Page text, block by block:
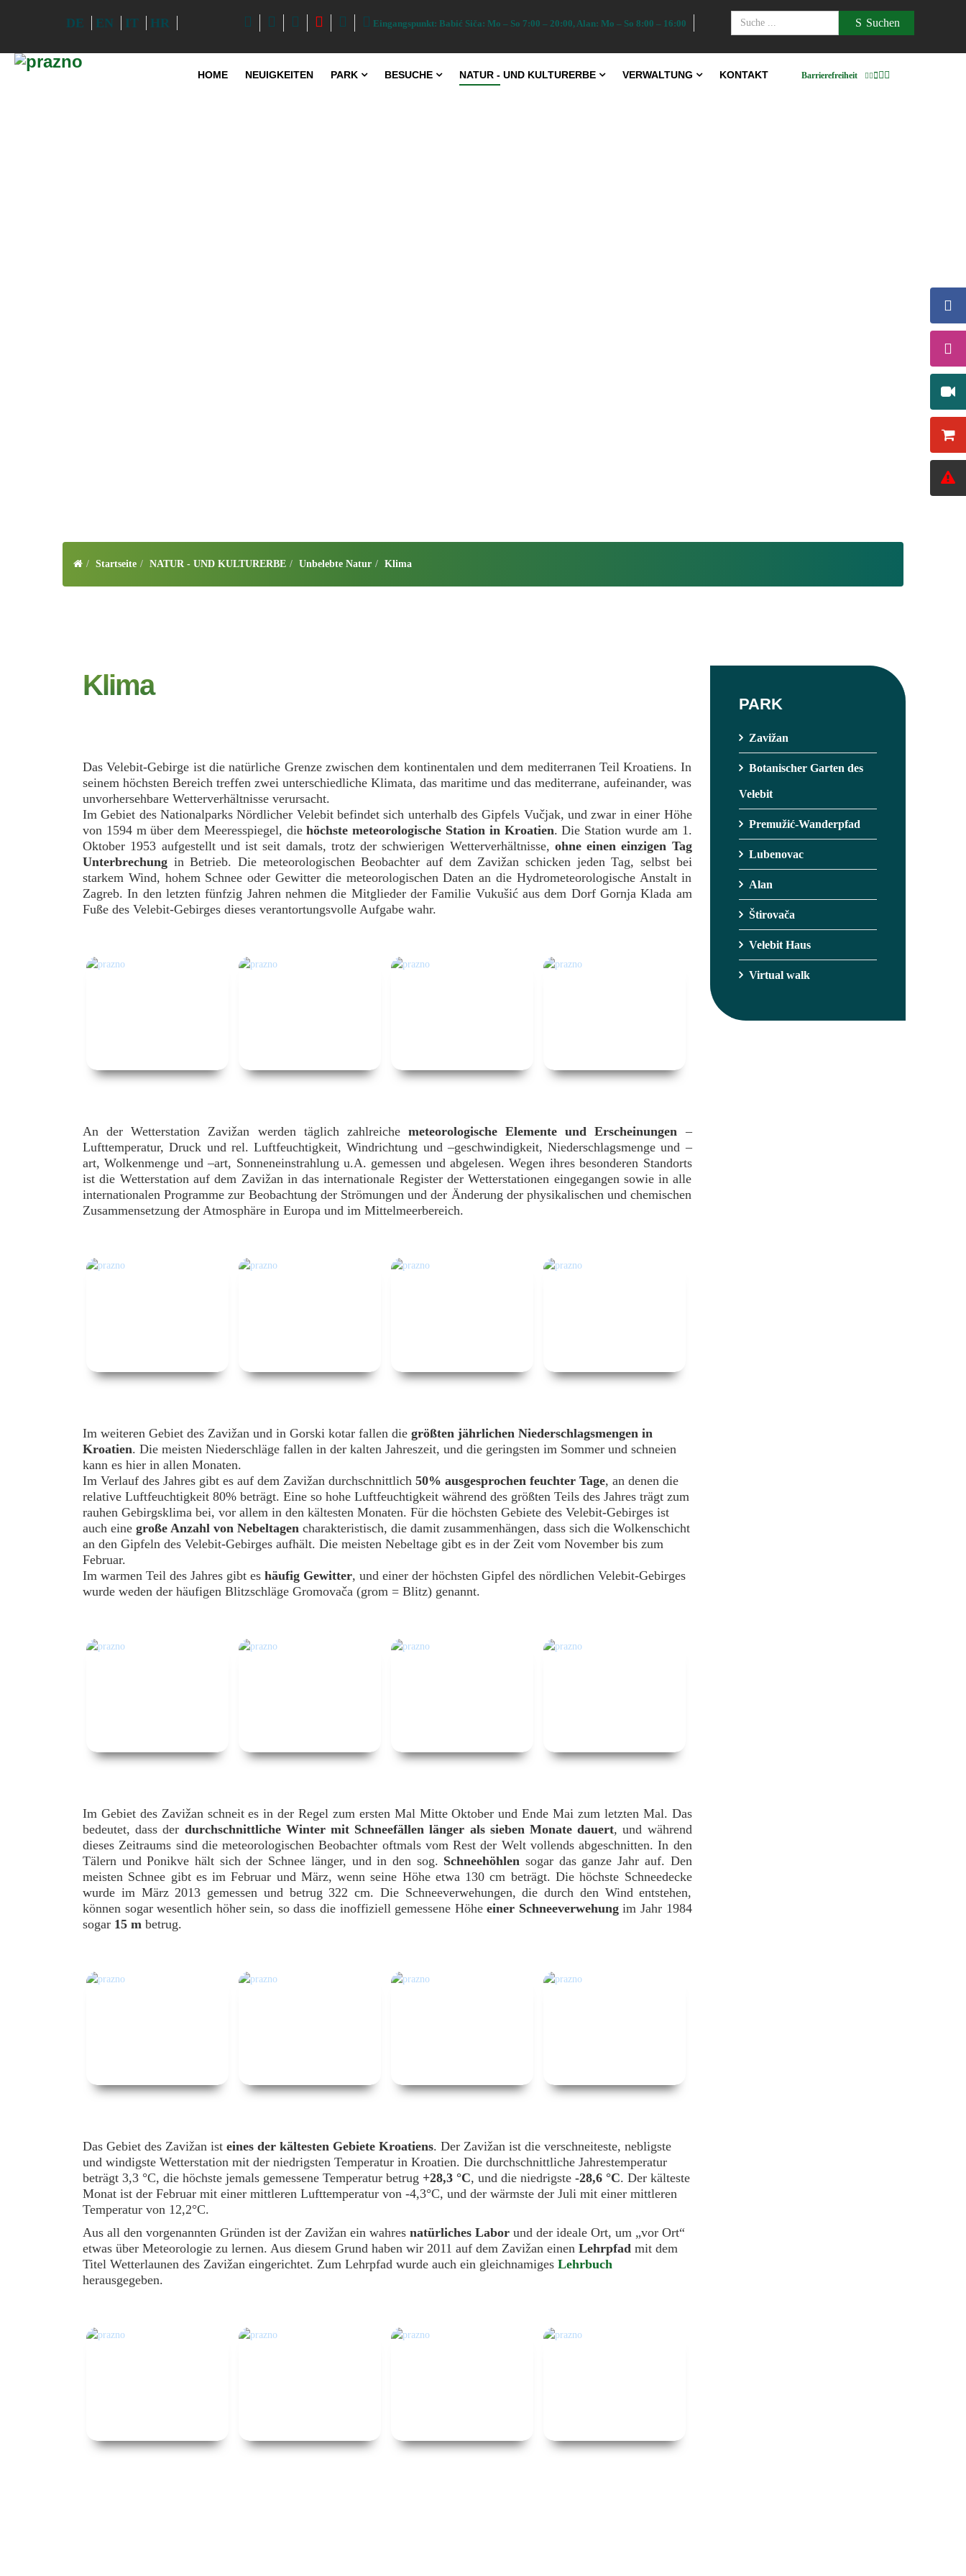
DE EN IT HR Eingangspunkt: Babić Siča: Mo – So 7:00 – 20:00, Alan: Mo – So 8:00 – 16:00 Suchen
HOME NEUIGKEITEN PARK BESUCHE NATUR - UND KULTURERBE VERWALTUNG KONTAKT Barrierefreiheit
Startseite NATUR - UND KULTURERBE Unbelebte Natur Klima
Klima
Das Velebit-Gebirge ist die natürliche Grenze zwischen dem kontinentalen und dem mediterranen Teil Kroatiens. In
seinem höchsten Bereich treffen zwei unterschiedliche Klimata, das maritime und das mediterrane, aufeinander, was
unvorhersehbare Wetterverhältnisse verursacht.
Im Gebiet des Nationalparks Nördlicher Velebit befindet sich unterhalb des Gipfels Vučjak, und zwar in einer Höhe
von 1594 m über dem Meeresspiegel, diehöchste meteorologische Station in Kroatien. Die Station wurde am 1.
Oktober 1953 aufgestellt und ist seit damals, trotz der schwierigen Wetterverhältnisse, ohne einen einzigen Tag
Unterbrechung in Betrieb. Die meteorologischen Beobachter auf dem Zavižan schicken jeden Tag, selbst bei
starkem Wind, hohem Schnee oder Gewitter die meteorologischen Daten an die Hydrometeorologische Anstalt in
Zagreb. In den letzten fünfzig Jahren nehmen die Mitglieder der Familie Vukušić aus dem Dorf Gornja Klada am
Fuße des Velebit-Gebirges dieses verantortungsvolle Aufgabe wahr.
An der Wetterstation Zavižan werden täglich zahlreiche meteorologische Elemente und Erscheinungen –
Lufttemperatur, Druck und rel. Luftfeuchtigkeit, Windrichtung und –geschwindigkeit, Niederschlagsmenge und –
art, Wolkenmenge und –art, Sonneneinstrahlung u.A. gemessen und abgelesen. Wegen ihres besonderen Standorts
ist die Wetterstation auf dem Zavižan in das internationale Register der Wetterstationen eingegangen sowie in alle
internationalen Programme zur Beobachtung der Strömungen und der Änderung der physikalischen und chemischen
Zusammensetzung der Atmosphäre in Europa und im Mittelmeerbereich.
Im weiteren Gebiet des Zavižan und in Gorski kotar fallen die größten jährlichen Niederschlagsmengen in
Kroatien. Die meisten Niederschläge fallen in der kalten Jahreszeit, und die geringsten im Sommer und schneien
kann es hier in allen Monaten.
Im Verlauf des Jahres gibt es auf dem Zavižan durchschnittlich 50% ausgesprochen feuchter Tage, an denen die
relative Luftfeuchtigkeit 80% beträgt. Eine so hohe Luftfeuchtigkeit während des größten Teils des Jahres trägt zum
rauhen Gebirgsklima bei, vor allem in den kältesten Monaten. Für die höchsten Gebiete des Velebit-Gebirges ist
auch eine große Anzahl von Nebeltagen charakteristisch, die damit zusammenhängen, dass sich die Wolkenschicht
an den Gipfeln des Velebit-Gebirges aufhält. Die meisten Nebeltage gibt es in der Zeit vom November bis zum
Februar.
Im warmen Teil des Jahres gibt es häufig Gewitter, und einer der höchsten Gipfel des nördlichen Velebit-Gebirges
wurde weden der häufigen Blitzschläge Gromovača (grom = Blitz) genannt.
Im Gebiet des Zavižan schneit es in der Regel zum ersten Mal Mitte Oktober und Ende Mai zum letzten Mal. Das
bedeutet, dass der durchschnittliche Winter mit Schneefällen länger als sieben Monate dauert, und während
dieses Zeitraums sind die meteorologischen Beobachter oftmals vom Rest der Welt vollends abgeschnitten. In den
Tälern und Ponikve hält sich der Schnee länger, und in den sog. Schneehöhlen sogar das ganze Jahr auf. Den
meisten Schnee gibt es im Februar und März, wenn seine Höhe etwa 130 cm beträgt. Die höchste Schneedecke
wurde im März 2013 gemessen und betrug 322 cm. Die Schneeverwehungen, die durch den Wind entstehen,
können sogar wesentlich höher sein, so dass die inoffiziell gemessene Höheeiner Schneeverwehungim Jahr 1984
sogar 15 m betrug.
Das Gebiet des Zavižan ist eines der kältesten Gebiete Kroatiens. Der Zavižan ist die verschneiteste, nebligste
und windigste Wetterstation mit der niedrigsten Temperatur in Kroatien. Die durchschnittliche Jahrestemperatur
beträgt 3,3 °C, die höchste jemals gemessene Temperatur betrug +28,3 °C, und die niedrigste -28,6 °C. Der kälteste
Monat ist der Februar mit einer mittleren Lufttemperatur von -4,3°C, und der wärmste der Juli mit einer mittleren
Temperatur von 12,2°C.
Aus all den vorgenannten Gründen ist der Zavižan ein wahres natürliches Labor und der ideale Ort, um „vor Ort“
etwas über Meteorologie zu lernen. Aus diesem Grund haben wir 2011 auf dem Zavižan einen Lehrpfad mit dem
Titel Wetterlaunen des Zavižan eingerichtet. Zum Lehrpfad wurde auch ein gleichnamiges Lehrbuch
herausgegeben.
PARK
Zavižan
Botanischer Garten des
Velebit
Premužić-Wanderpfad
Lubenovac
Alan
Štirovača
Velebit Haus
Virtual walk